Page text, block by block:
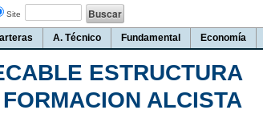
Site
A. Técnico Fundamental Economía
ESTRUCTURA
ALCISTA